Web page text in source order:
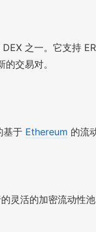
之一。它支持
交易对。
基于 Ethereum 的流
的灵活的加密流动性